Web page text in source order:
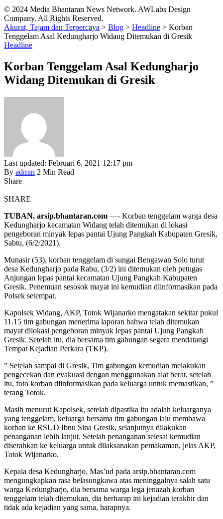
© 2024 Media Bhantaran News Network. AWLabs Design
Company. All Rights Reserved.
Akurat, Tajam dan Terpercaya > Blog > Headline > Korban
Tenggelam Asal Kedungharjo Widang Ditemukan di Gresik
Headline
Korban Tenggelam Asal Kedungharjo
Widang Ditemukan di Gresik
Last updated: Februari 6, 2021 12:17 pm
By admin 2 Min Read
Share
SHARE
TUBAN, arsip.bhantaran.com —- Korban tenggelam warga desa
Kedungharjo kecamatan Widang telah ditemukan di lokasi
pengeboran minyak lepas pantai Ujung Pangkah Kabupaten Gresik,
Sabtu, (6/2/2021).
Munasir (53), korban tenggelam di sungai Bengawan Solo turut
desa Kedungharjo pada Rabu, (3/2) ini ditemukan oleh petugas
Anjungan lepas pantai kecamatan Ujung Pangkah Kabupaten
Gresik. Penemuan sesosok mayat ini kemudian diinformasikan pada
Polsek setempat.
Kapolsek Widang, AKP, Totok Wijanarko mengatakan sekitar pukul
11.15 tim gabungan menerima laporan bahwa telah ditemukan
mayat dilokasi pengeboran minyak lepas pantai Ujung Pangkah
Gresik. Setelah itu, dia bersama tim gabungan segera mendatangi
Tempat Kejadian Perkara (TKP).
” Setelah sampai di Gresik, Tim gabungan kemudian melakukan
pengecekan dan evakuasi dengan menggunakan alat berat, setelah
itu, foto korban diinformasikan pada keluarga untuk memastikan, ”
terang Totok.
Masih menurut Kapolsek, setelah dipastika itu adalah keluarganya
yang tenggelam, keluarga bersama tim gabungan lalu membawa
korban ke RSUD Ibnu Sina Gresik, selanjutnya dilakukan
penanganan lebih lanjut. Setelah penanganan selesai kemudian
diserahkan ke keluarga untuk dilaksanakan pemakaman, jelas AKP,
Totok Wijanarko.
Kepala desa Kedungharjo, Mas’ud pada arsip.bhantaran.com
mengungkapkan rasa belasungkawa atas meninggalnya salah satu
warga Kedungharjo, dia bersama warga lega jenazah korban
tenggelam telah ditemukan, dia berharap ini kejadian terakhir dan
tidak ada kejadian yang sama, harapnya.